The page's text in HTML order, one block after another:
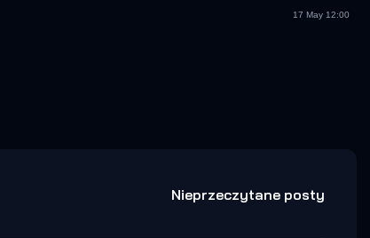
17 May 12:00
Nieprzeczytane posty